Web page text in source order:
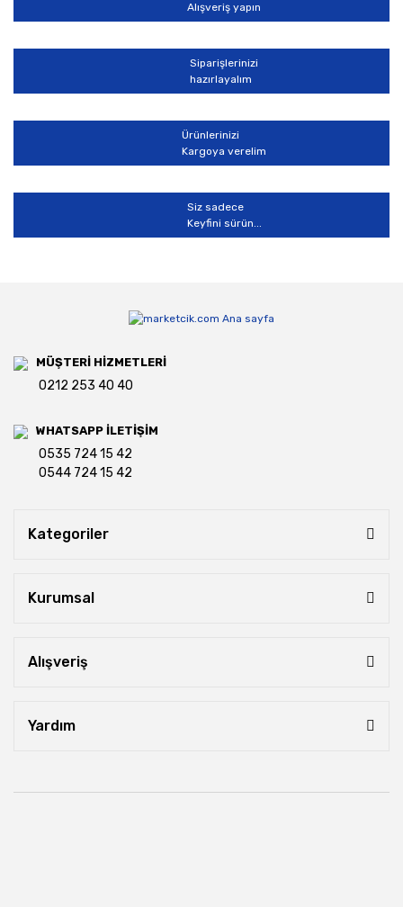
Alışveriş yapın
Siparişlerinizi
hazırlayalım
Ürünlerinizi
Kargoya verelim
Siz sadece
Keyfini sürün...
MÜŞTERİ HİZMETLERİ
0212 253 40 40
WHATSAPP İLETİŞİM
0535 724 15 42
0544 724 15 42
Kategoriler
Kurumsal
Alışveriş
Yardım